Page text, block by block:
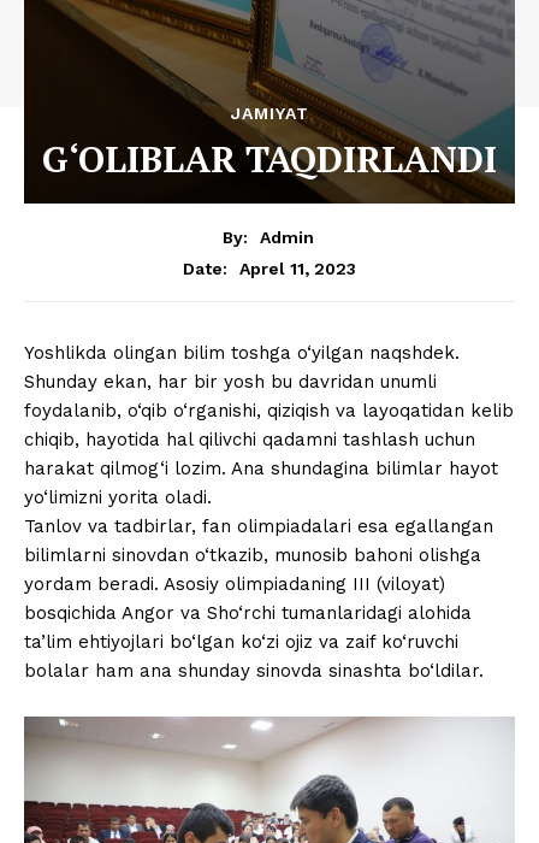
JAMIYAT
G‘OLIBLAR TAQDIRLANDI
By:
Admin
Date:
Aprel 11, 2023
Yoshlikda olingan bilim toshga o‘yilgan naqshdek.
Shunday ekan, har bir yosh bu davridan unumli
foydalanib, o‘qib o‘rganishi, qiziqish va layoqatidan kelib
chiqib, hayotida hal qilivchi qadamni tashlash uchun
harakat qilmog‘i lozim. Ana shundagina bilimlar hayot
yo‘limizni yorita oladi.
Tanlov va tadbirlar, fan olimpiadalari esa egallangan
bilimlarni sinovdan o‘tkazib, munosib bahoni olishga
yordam beradi. Asosiy olimpiadaning III (viloyat)
bosqichida Angor va Sho‘rchi tumanlaridagi alohida
ta’lim ehtiyojlari bo‘lgan ko‘zi ojiz va zaif ko‘ruvchi
bolalar ham ana shunday sinovda sinashta bo‘ldilar.